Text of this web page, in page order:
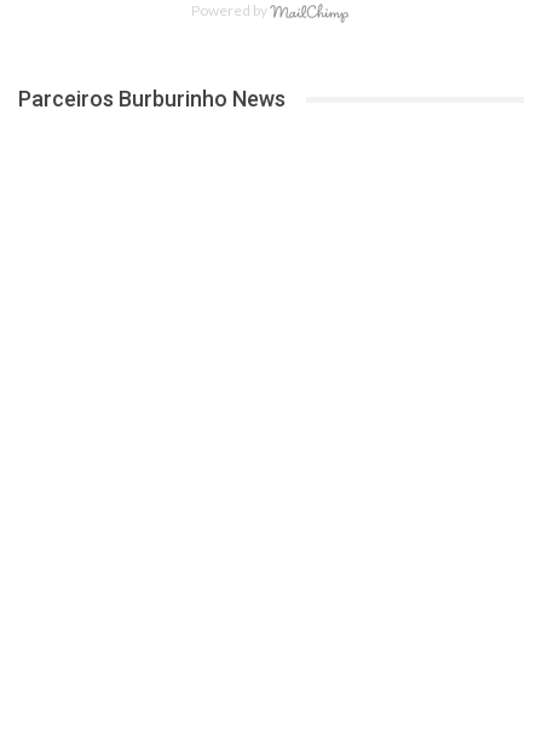
Powered by
Parceiros Burburinho News